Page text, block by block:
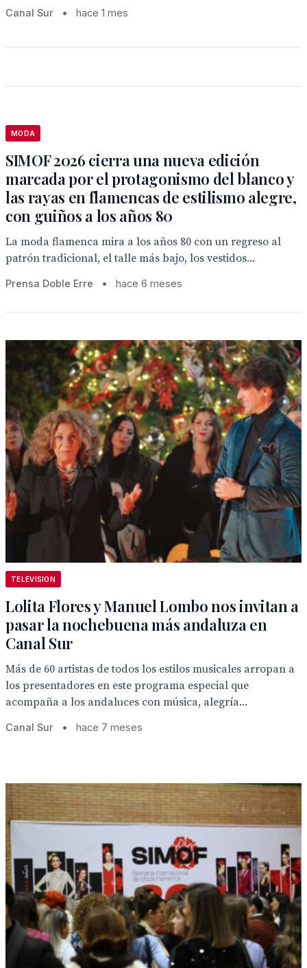
Canal Sur • hace 1 mes
MODA
SIMOF 2026 cierra una nueva edición
marcada por el protagonismo del blanco y
las rayas en flamencas de estilismo alegre,
con guiños a los años 80
La moda flamenca mira a los años 80 con un regreso al
patrón tradicional, el talle más bajo, los vestidos...
Prensa Doble Erre • hace 6 meses
TELEVISION
Lolita Flores y Manuel Lombo nos invitan a
pasar la nochebuena más andaluza en
Canal Sur
Más de 60 artistas de todos los estilos musicales arropan a
los presentadores en este programa especial que
acompaña a los andaluces con música, alegría...
Canal Sur • hace 7 meses